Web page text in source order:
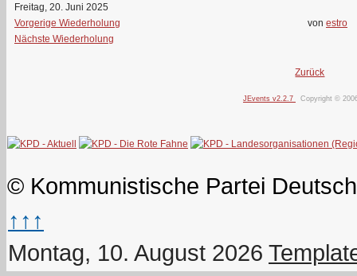
Freitag, 20. Juni 2025
Vorgerige Wiederholung
Nächste Wiederholung
von estro
Zurück
JEvents v2.2.7 Copyright ©
© Kommunistische Partei
↑↑↑
Montag, 10. August 2026